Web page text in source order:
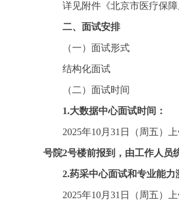
详见附件《北京市医疗保
二、面试安排
（一）面试形式
结构化面试
（二）面试时间
1.大数据中心面试时间：
2025年10月31日（周五）
号院2号楼前报到，由工作人员
2.药采中心面试和专业能力
2025年10月31日（周五）